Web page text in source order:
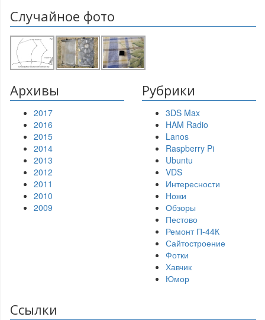
Случайное фото
Архивы
2017
2016
2015
2014
2013
2012
2011
2010
2009
Рубрики
3DS Max
HAM Radio
Lanos
Raspberry Pi
Ubuntu
VDS
Интересности
Ножи
Обзоры
Пестово
Ремонт П-44К
Сайтостроение
Фотки
Хавчик
Юмор
Ссылки